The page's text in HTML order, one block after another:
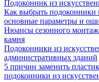
Подоконник из
Как выбрать подоконники
основные параметры и
Нюансы сезонного
камня
Подоконники из
административных зданий
5 причин заменить
подоконники из